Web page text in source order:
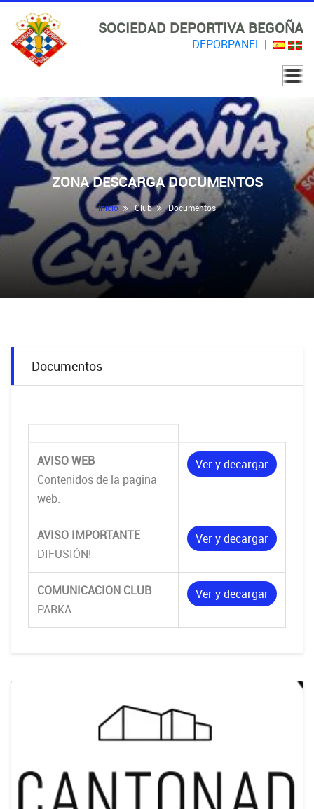
SOCIEDAD DEPORTIVA BEGOÑA
DEPORPANEL |
ZONA DESCARGA DOCUMENTOS
Inicio Club Documentos
Documentos
AVISO WEB
Contenidos de la pagina
web.
Ver y decargar
AVISO IMPORTANTE
DIFUSIÓN!
Ver y decargar
COMUNICACION CLUB
PARKA
Ver y decargar